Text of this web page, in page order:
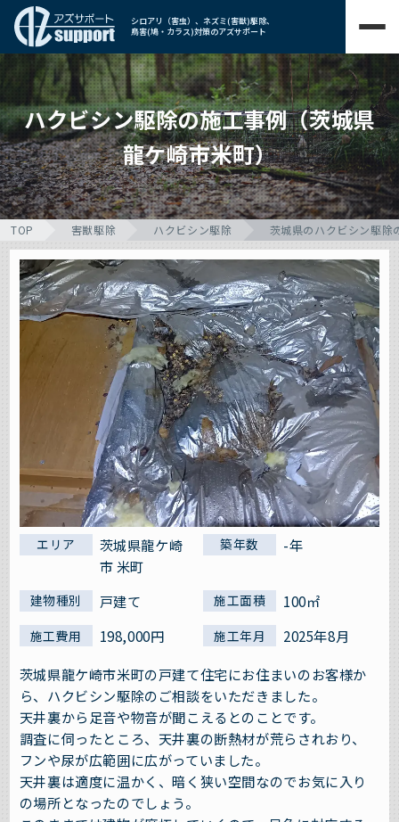
シロアリ（害虫）、ネズミ(害獣)駆除、
鳥害(鳩・カラス)対策のアズサポート
ハクビシン駆除の施工事例（茨城県
龍ケ崎市米町）
TOP 害獣駆除 ハクビシン駆除 茨城県のハクビシン駆除
エリア
茨城県龍ケ崎
市 米町
築年数 -年
建物種別 戸建て 施工面積 100㎡
施工費用 198,000円 施工年月
2025年8月
茨城県龍ケ崎市米町の戸建て住宅にお住まいのお客様か
ら、ハクビシン駆除のご相談をいただきました。
天井裏から足音や物音が聞こえるとのことです。
調査に伺ったところ、天井裏の断熱材が荒らされおり、
フンや尿が広範囲に広がっていました。
天井裏は適度に温かく、暗く狭い空間なのでお気に入り
の場所となったのでしょう。